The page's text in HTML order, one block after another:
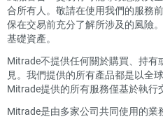
合所有人。敬請在使用我們的服務
保在交易前充分了解所涉及的風險
基礎資產。
Mitrade不提供任何關於購買、持
見。我們提供的所有產品都是以全
Mitrade提供的所有服務僅基於執行
Mitrade是由多家公司共同使用的業